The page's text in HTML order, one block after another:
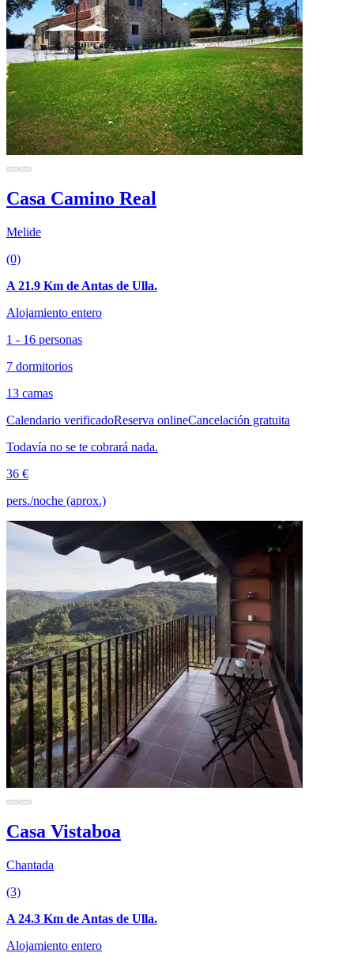
Casa Camino Real
Melide
(0)
A 21.9 Km de Antas de Ulla.
Alojamiento entero
1 - 16 personas
7 dormitorios
13 camas
Calendario verificadoReserva onlineCancelación gratuita
Todavía no se te cobrará nada.
36 €
pers./noche (aprox.)
Casa Vistaboa
Chantada
(3)
A 24.3 Km de Antas de Ulla.
Alojamiento entero